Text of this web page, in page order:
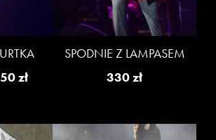
zł.
złAktualna
1,350 zł.
SPODNIE Z LAMPASEM
330zł